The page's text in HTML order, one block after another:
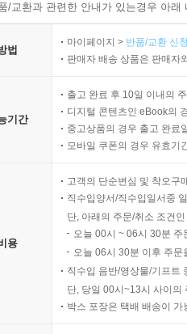
/교환과 관련한 안내가 있는경우 아
법
마이페이지 > 반품/교환 신
판매자 배송 상품은 판매자
기간
출고 완료 후 10일 이내의
디지털 콘텐츠인 eBook의
중고상품의 경우 출고 완료
모바일 쿠폰의 경우 유효기
용
고객의 단순변심 및 착오구
직수입양서/직수입일서중
단, 아래의 주문/취소 조건
오늘 00시 ~ 06시 30분
오늘 06시 30분 이후 주
직수입 음반/영상물/기프트
단, 당일 00시~13시 사이의
박스 포장은 택배 배송이